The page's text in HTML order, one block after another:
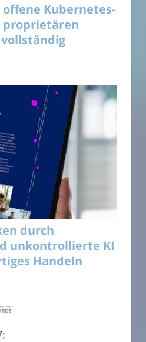
Kubernetes-
proprietären
durch
unkontrollierte KI
Handeln